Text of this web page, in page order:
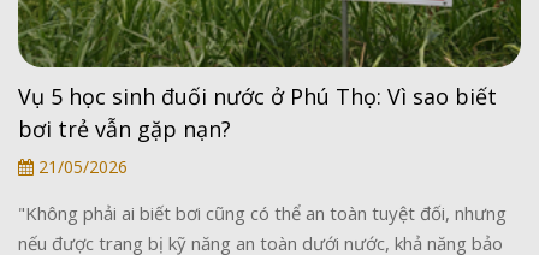
Vụ 5 học sinh đuối nước ở Phú Thọ: Vì sao biết
bơi trẻ vẫn gặp nạn?
21/05/2026
"Không phải ai biết bơi cũng có thể an toàn tuyệt đối, nhưng
nếu được trang bị kỹ năng an toàn dưới nước, khả năng bảo